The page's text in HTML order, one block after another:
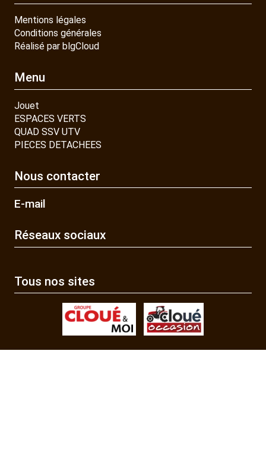
Mentions légales
Conditions générales
Réalisé par blgCloud
Menu
Jouet
ESPACES VERTS
QUAD SSV UTV
PIECES DETACHEES
Nous contacter
E-mail
Réseaux sociaux
Tous nos sites